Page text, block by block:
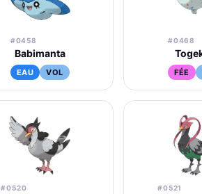
#0458
Babimanta
EAU VOL
#0468
FÉE
#0520 #0521